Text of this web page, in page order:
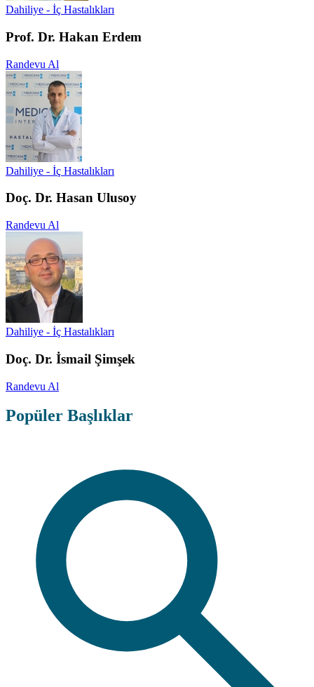
Dahiliye - İç Hastalıkları
Prof. Dr. Hakan Erdem
Randevu Al
Dahiliye - İç Hastalıkları
Doç. Dr. Hasan Ulusoy
Randevu Al
Dahiliye - İç Hastalıkları
Doç. Dr. İsmail Şimşek
Randevu Al
Popüler Başlıklar